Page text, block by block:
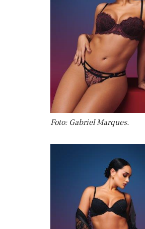
Foto: Gabriel Marques.